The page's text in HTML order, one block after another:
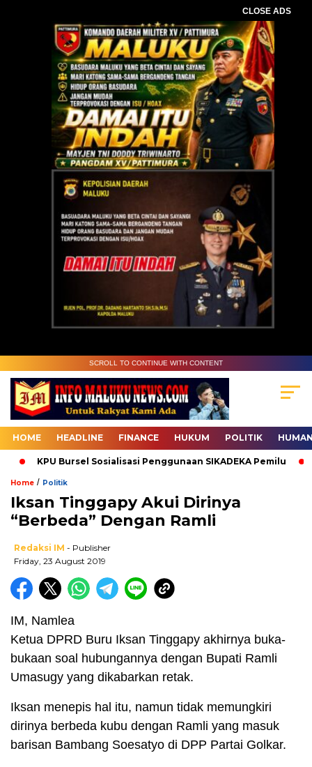
CLOSE ADS
SCROLL TO CONTINUE WITH CONTENT
HOME HEADLINE FINANCE HUKUM POLITIK
KPU Bursel Sosialisasi Penggunaan SIKADEKA Pemilu
Home / Politik
Iksan Tinggapy Akui Dirinya
“Berbeda” Dengan Ramli
Redaksi IM - Publisher
Friday, 23 August 2019
IM, Namlea
Ketua DPRD Buru Iksan Tinggapy akhirnya buka-
bukaan soal hubungannya dengan Bupati Ramli
Umasugy yang dikabarkan retak.
Iksan menepis hal itu, namun tidak memungkiri
dirinya berbeda kubu dengan Ramli yang masuk
barisan Bambang Soesatyo di DPP Partai Golkar.